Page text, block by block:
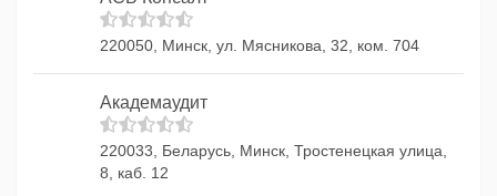
220050, Минск, ул. Мясникова, 32, ком. 704
Академаудит
220033, Беларусь, Минск, Тростенецкая улица,
8, каб. 12